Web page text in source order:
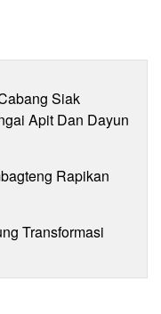
Siak
Apit Dan Dayun
Rapikan
Transformasi